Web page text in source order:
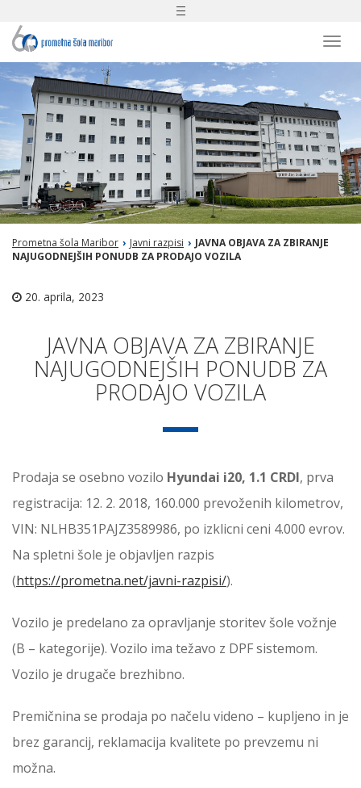
Toggle
Prometna šola Maribor › Javni razpisi › JAVNA OBJAVA ZA ZBIRANJE
NAJUGODNEJŠIH PONUDB ZA PRODAJO VOZILA
20. aprila, 2023
JAVNA OBJAVA ZA ZBIRANJE
NAJUGODNEJŠIH PONUDB ZA
PRODAJO VOZILA
Prodaja se osebno vozilo Hyundai i20, 1.1 CRDI, prva
registracija: 12. 2. 2018, 160.000 prevoženih kilometrov,
VIN: NLHB351PAJZ3589986, po izklicni ceni 4.000 evrov.
Na spletni šole je objavljen razpis
(https://prometna.net/javni-razpisi/).
Vozilo je predelano za opravljanje storitev šole vožnje
(B – kategorije). Vozilo ima težavo z DPF sistemom.
Vozilo je drugače brezhibno.
Premičnina se prodaja po načelu videno – kupljeno in je
brez garancij, reklamacija kvalitete po prevzemu ni
možna.